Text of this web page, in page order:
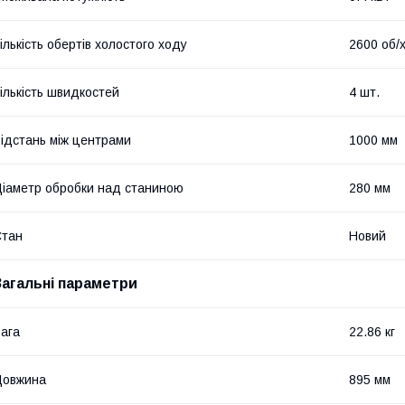
обертів холостого ходу 2600 об/
швидкостей 4 шт.
між центрами 1000 мм
обробки над станиною 280 мм
Новий
параметри
22.86 кг
895 мм